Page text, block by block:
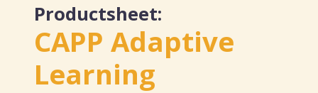
CAPP Adaptief Leren
CAPP Compliance
Productsheet:
CAPP Adaptive
Learning